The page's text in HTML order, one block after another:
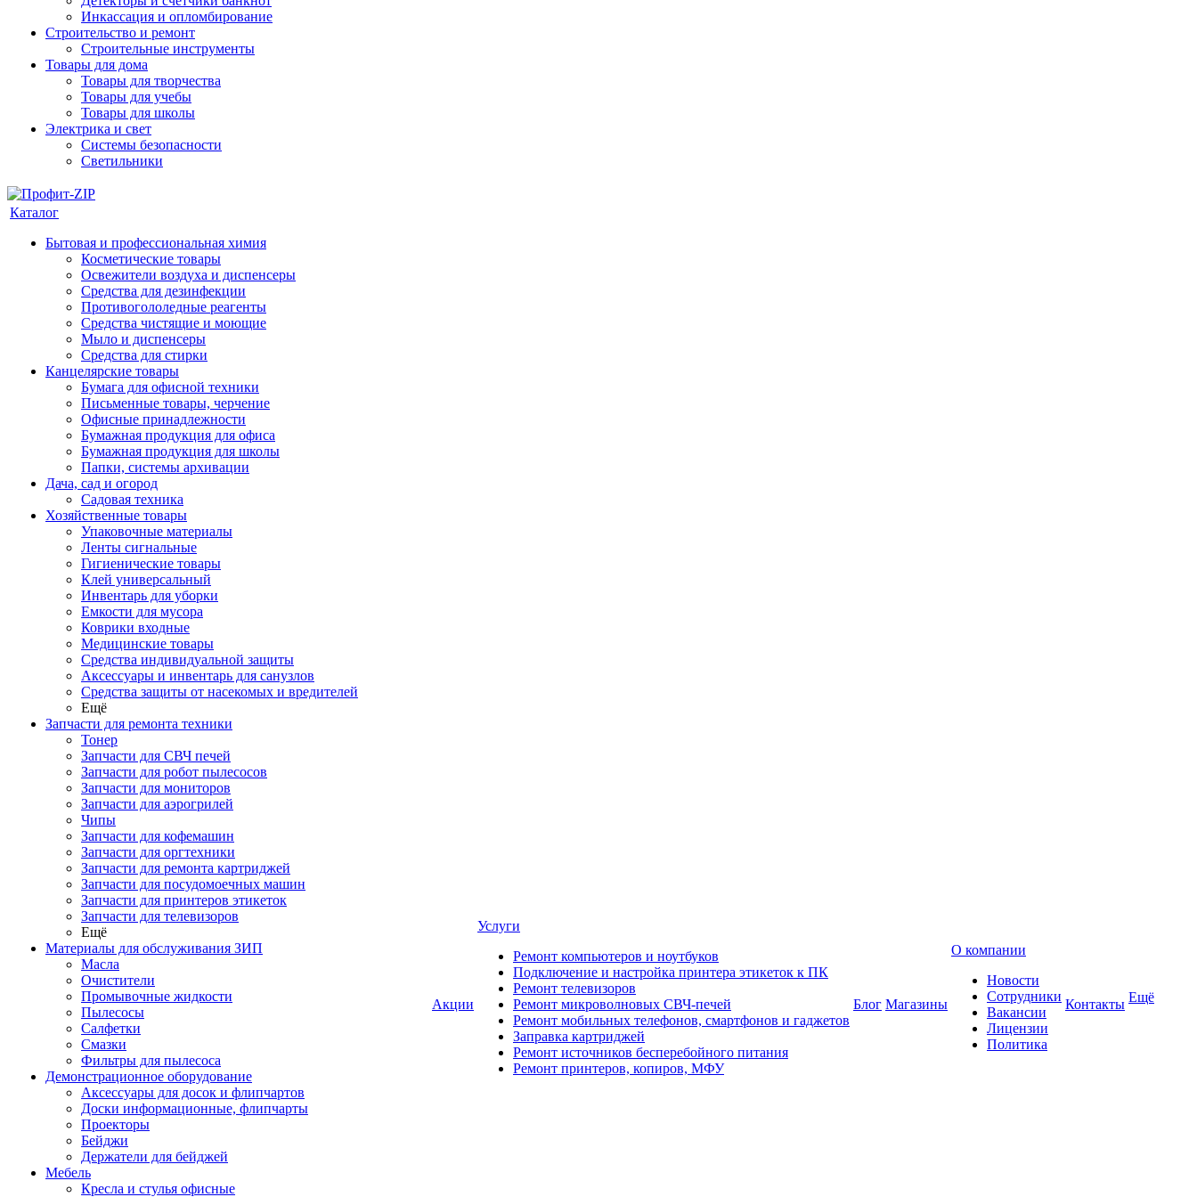
Инкассация и опломбирование
Строительство и ремонт
Строительные инструменты
Товары для дома
Товары для творчества
Товары для учебы
Товары для школы
Электрика и свет
Системы безопасности
Светильники
Каталог
Бытовая и профессиональная химия
Косметические товары
Освежители воздуха и диспенсеры
Средства для дезинфекции
Противогололедные реагенты
Средства чистящие и моющие
Мыло и диспенсеры
Средства для стирки
Канцелярские товары
Бумага для офисной техники
Письменные товары, черчение
Офисные принадлежности
Бумажная продукция для офиса
Бумажная продукция для школы
Папки, системы архивации
Дача, сад и огород
Садовая техника
Хозяйственные товары
Упаковочные материалы
Ленты сигнальные
Гигиенические товары
Клей универсальный
Инвентарь для уборки
Емкости для мусора
Коврики входные
Медицинские товары
Средства индивидуальной защиты
Аксессуары и инвентарь для санузлов
Средства защиты от насекомых и вредителей
Ещё
Запчасти для ремонта техники
Тонер
Запчасти для СВЧ печей
Запчасти для робот пылесосов
Запчасти для мониторов
Запчасти для аэрогрилей
Чипы
Запчасти для кофемашин
Запчасти для оргтехники
Запчасти для ремонта картриджей
Запчасти для посудомоечных машин
Запчасти для принтеров этикеток
Запчасти для телевизоров
Ещё
Материалы для обслуживания ЗИП
Масла
Очистители
Промывочные жидкости
Пылесосы
Салфетки
Смазки
Фильтры для пылесоса
Демонстрационное оборудование
Аксессуары для досок и флипчартов
Доски информационные, флипчарты
Проекторы
Бейджи
Держатели для бейджей
Мебель
Кресла и стулья офисные
Акции
Услуги
Ремонт компьютеров и ноутбуков
Подключение и настройка принтера этикеток к ПК
Ремонт телевизоров
Ремонт микроволновых СВЧ-печей
Ремонт мобильных телефонов, смартфонов и гаджетов
Заправка картриджей
Ремонт источников бесперебойного питания
Ремонт принтеров, копиров, МФУ
Блог Магазины
О компании
Новости
Сотрудники
Вакансии
Лицензии
Политика
Контакты Ещё